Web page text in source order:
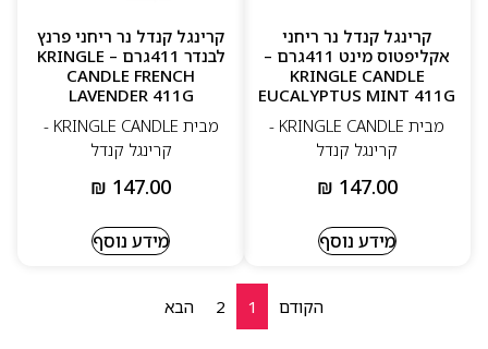
קרינגל קנדל נר ריחני
אקליפטוס מינט 411גרם –
KRINGLE CANDLE
EUCALYPTUS MINT 411G
מבית KRINGLE CANDLE -
קרינגל קנדל
₪ 147.00
מידע נוסף
קרינגל קנדל נר ריחני פרנץ
לבנדר 411גרם – KRINGLE
CANDLE FRENCH
LAVENDER 411G
מבית KRINGLE CANDLE -
קרינגל קנדל
₪ 147.00
מידע נוסף
הקודם 1
2 הבא